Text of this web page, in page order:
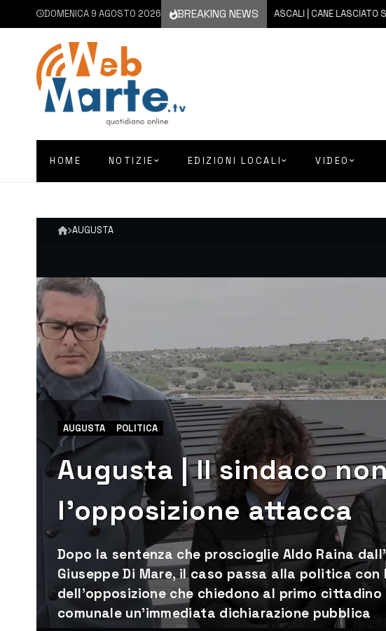
DOMENICA 9 AGOSTO 2026 BREAKING NEWS
9 AGOSTO 2026 MASCALI | CANE LASCIATO SOTTO
HOME NOTIZIE EDIZIONI LOCALI VIDEO
AUGUSTA
AUGUSTA POLITICA
Augusta | Il sindaco
l’opposizione attacca
Dopo la sentenza che proscioglie Aldo Raina
Giuseppe Di Mare, il caso passa alla politica
dell'opposizione che chiedono al primo
comunale un'immediata dichiarazione pubblica